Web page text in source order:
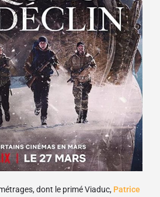
dont le primé Viaduc, Patrice